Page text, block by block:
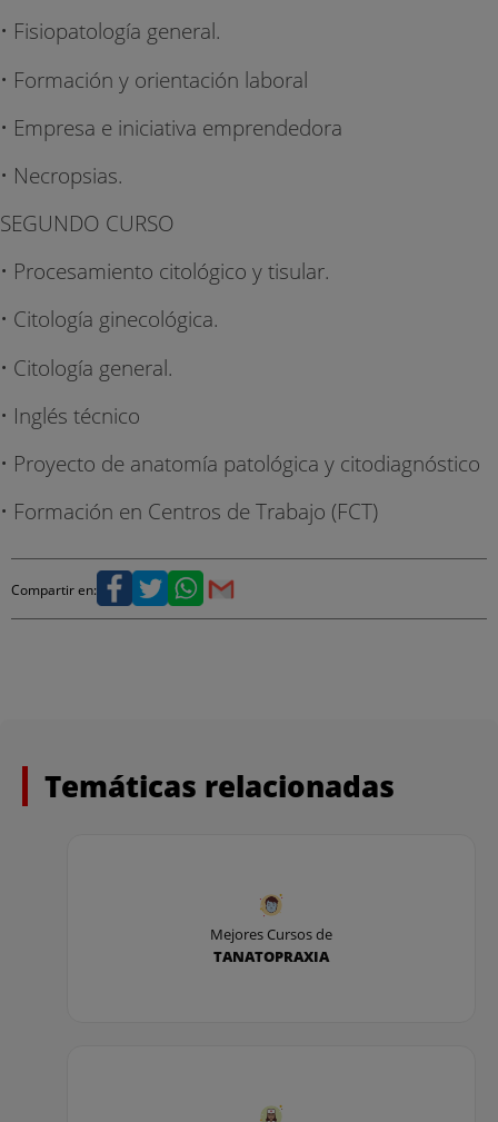
• Fisiopatología general.
• Formación y orientación laboral
• Empresa e iniciativa emprendedora
• Necropsias.
SEGUNDO CURSO
• Procesamiento citológico y tisular.
• Citología ginecológica.
• Citología general.
• Inglés técnico
• Proyecto de anatomía patológica y citodiagnóstico
• Formación en Centros de Trabajo (FCT)
Compartir en:
Temáticas relacionadas
Mejores Cursos de
TANATOPRAXIA